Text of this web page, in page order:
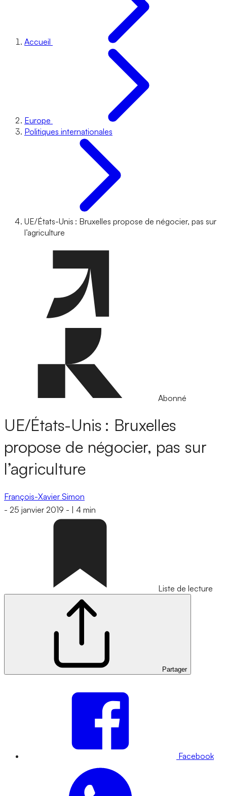
Accueil
Europe
Politiques internationales
UE/États-Unis : Bruxelles propose de négocier, pas sur
l’agriculture
Abonné
UE/États-Unis : Bruxelles
propose de négocier, pas sur
l’agriculture
François-Xavier Simon
- 25 janvier 2019 - 4 min
Liste de lecture
Partager
Facebook